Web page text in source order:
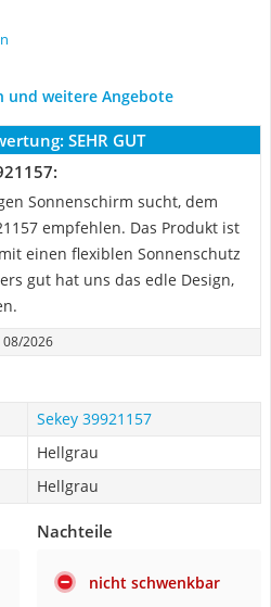
und weitere Angebote
SEHR GUT
Sonnenschirm sucht, dem
empfehlen. Das Produkt ist
einen flexiblen Sonnenschutz
gut hat uns das edle Design,
08/2026
Sekey 39921157
Hellgrau
Hellgrau
Nachteile
nicht schwenkbar